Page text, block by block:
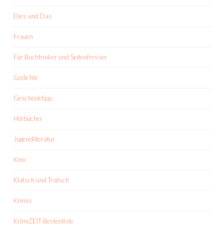
Dies und Das
Frauen
Für Buchtrinker und Seitenfresser
Gedichte
Geschenktipp
Hörbücher
Jugendliteratur
Kino
Klatsch und Tratsch
Krimis
KrimiZEIT-Bestenliste